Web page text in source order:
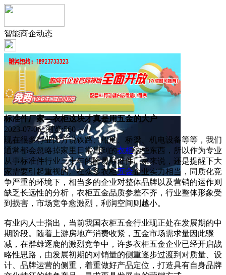
智能商企动态
标准件厂家—衣柜这块才真是用五金的大户
2023-07-06 浏览:560
现在很多行业比方说铁路、船舶、桥梁、机电设备等等，我们
通常都会忽略掉家里日常用到的衣柜这些东西，所以作为专业
从事标准件行业三十年的隆晟标准件厂家来说，还是提醒下大
家需要引起重视的。在众多衣柜五金企业实力相当，同质化竞
争严重的环境下，相当多的企业对整体品牌以及营销的运作则
缺乏长远性的分析，衣柜五金品质参差不齐，行业整体形象受
到损害，市场竞争愈激烈，利润空间则越小。
有业内人士指出，当前我国衣柜五金行业现正处在发展期的中
期阶段。随着上游房地产消费收紧，五金市场需求量因此骤
减，在群雄逐鹿的激烈竞争中，许多衣柜五金企业已经开启战
略性思路，由发展初期的对销量的侧重逐步过渡到对质量、设
计、品牌运营的侧重，着重做好产品定位，打造具有自身品牌